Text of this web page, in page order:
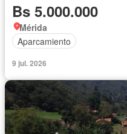
Bs 5.000.000
Mérida
Aparcamiento
9 jul. 2026